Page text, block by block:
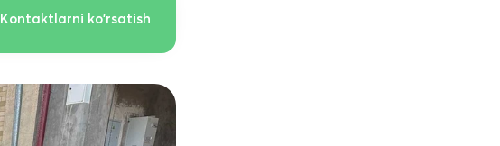
Kontaktlarni ko'rsatish